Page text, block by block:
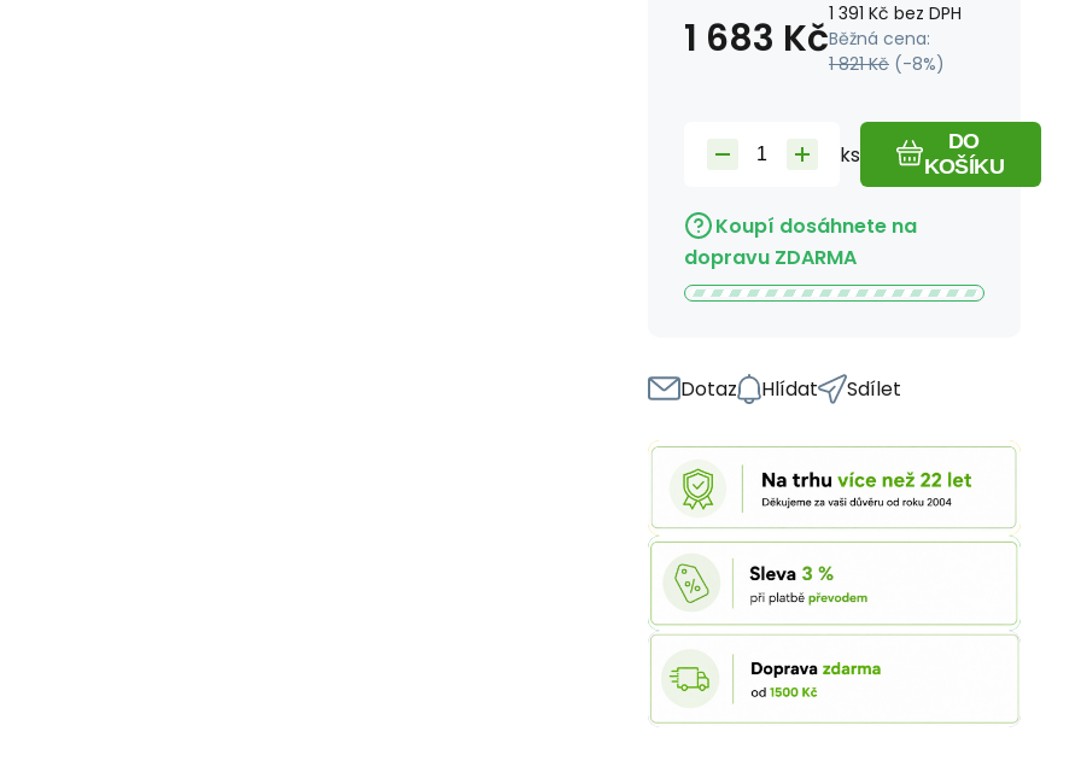
1 683 Kč1 391 Kč bez DPH
Běžná cena:
1 821 Kč (-8%)
ks
DO
KOŠÍKU
Koupí dosáhnete na
dopravu ZDARMA
Dotaz Hlídat Sdílet